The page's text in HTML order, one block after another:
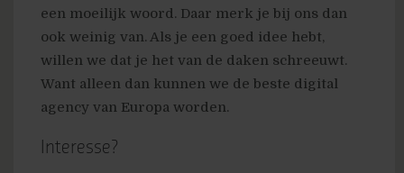
een moeilijk woord. Daar merk je bij ons dan
ook weinig van. Als je een goed idee hebt,
willen we dat je het van de daken schreeuwt.
Want alleen dan kunnen we de beste digital
agency van Europa worden.
Interesse?